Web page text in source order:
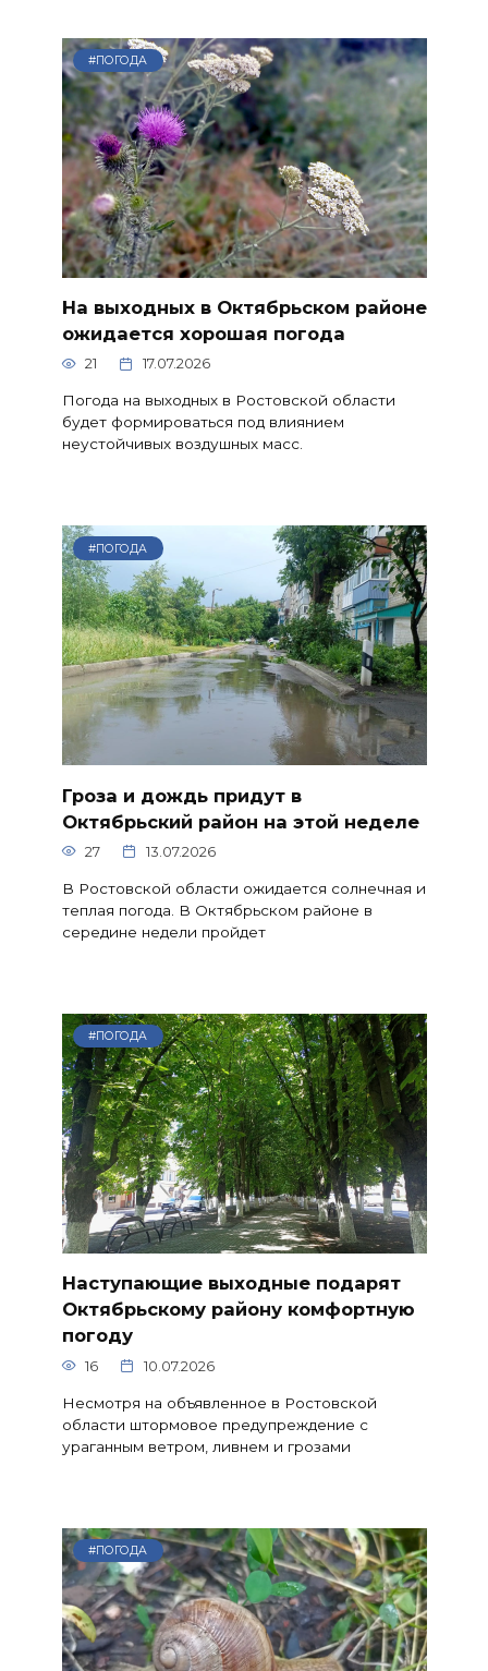
#ПОГОДА
На выходных в Октябрьском районе
ожидается хорошая погода
21 17.07.2026
Погода на выходных в Ростовской области
будет формироваться под влиянием
неустойчивых воздушных масс.
#ПОГОДА
Гроза и дождь придут в
Октябрьский район на этой неделе
27 13.07.2026
В Ростовской области ожидается солнечная и
теплая погода. В Октябрьском районе в
середине недели пройдет
#ПОГОДА
Наступающие выходные подарят
Октябрьскому району комфортную
погоду
16 10.07.2026
Несмотря на объявленное в Ростовской
области штормовое предупреждение с
ураганным ветром, ливнем и грозами
#ПОГОДА